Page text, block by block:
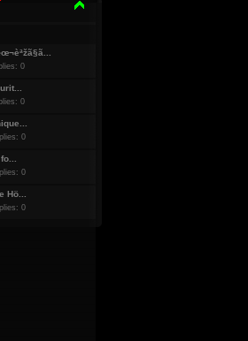
0
0
0
0
Hö...
0